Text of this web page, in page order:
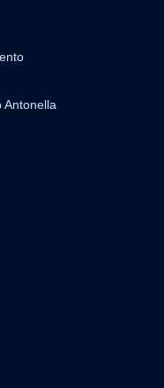
Antonella